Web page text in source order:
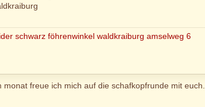
schwarz föhrenwinkel waldkraiburg amselweg 6
freue ich mich auf die schafkopfrunde mit euch.